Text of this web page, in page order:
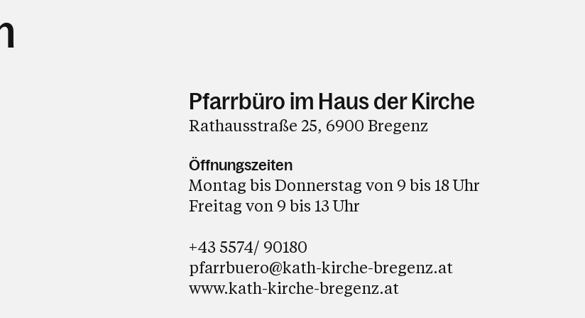
Pfarrbüro im Haus der Kirche
Rathausstraße 25, 6900 Bregenz
Öffnungszeiten
Montag bis Donnerstag von 9 bis 18 Uhr
Freitag von 9 bis 13 Uhr
+43 5574/ 90180
pfarrbuero@kath-kirche-bregenz.at
www.kath-kirche-bregenz.at